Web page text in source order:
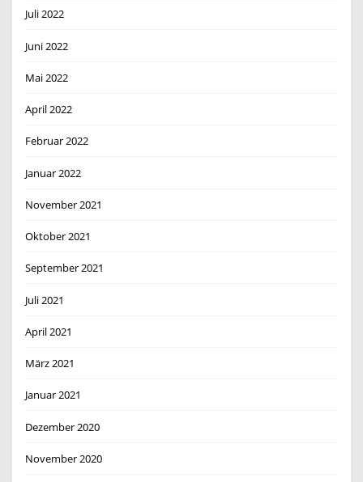
Juli 2022
Juni 2022
Mai 2022
April 2022
Februar 2022
Januar 2022
November 2021
Oktober 2021
September 2021
Juli 2021
April 2021
März 2021
Januar 2021
Dezember 2020
November 2020